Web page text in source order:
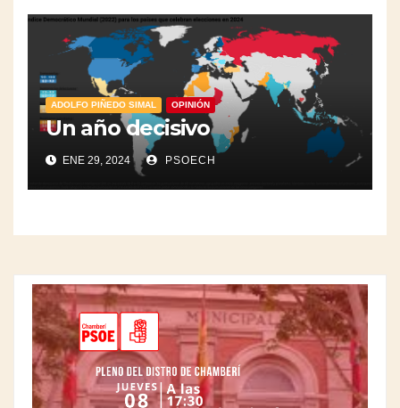
ADOLFO PIÑEDO SIMAL OPINIÓN
Un año decisivo
ENE 29, 2024 PSOECH